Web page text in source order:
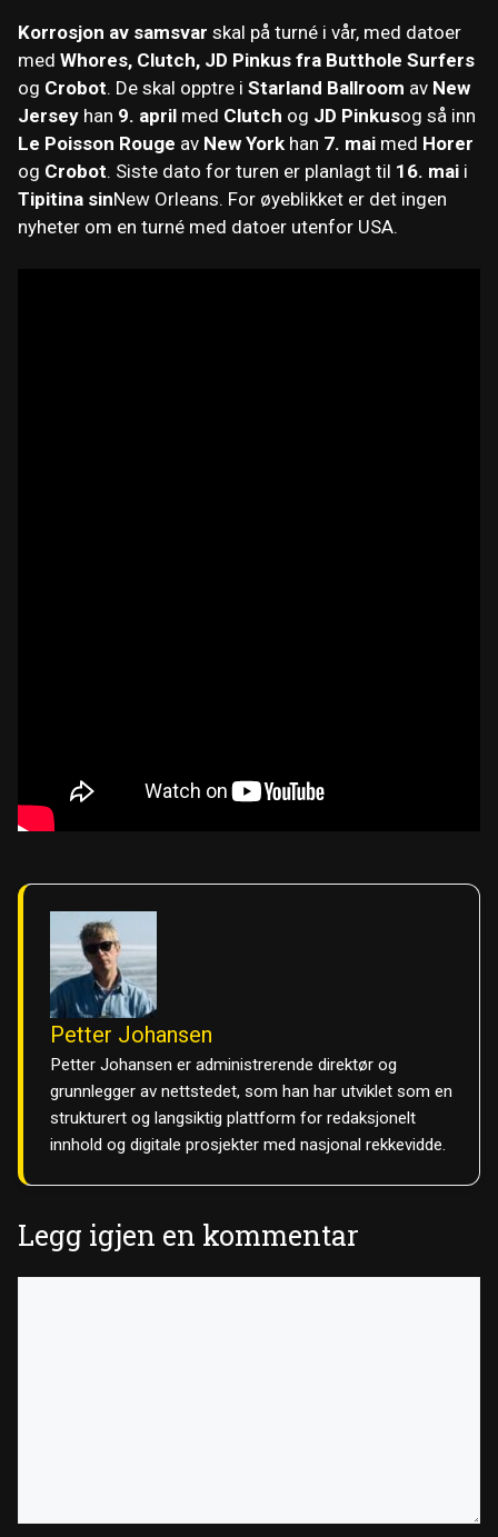
Korrosjon av samsvar skal på turné i vår, med datoer
med Whores, Clutch, JD Pinkus fra Butthole Surfers
og Crobot. De skal opptre i Starland Ballroom av New
Jersey han 9. april med Clutch og JD Pinkusog så inn
Le Poisson Rouge av New York han 7. mai med Horer
og Crobot. Siste dato for turen er planlagt til 16. mai i
Tipitina sinNew Orleans. For øyeblikket er det ingen
nyheter om en turné med datoer utenfor USA.
Petter Johansen
Petter Johansen er administrerende direktør og
grunnlegger av nettstedet, som han har utviklet som en
strukturert og langsiktig plattform for redaksjonelt
innhold og digitale prosjekter med nasjonal rekkevidde.
Legg igjen en kommentar